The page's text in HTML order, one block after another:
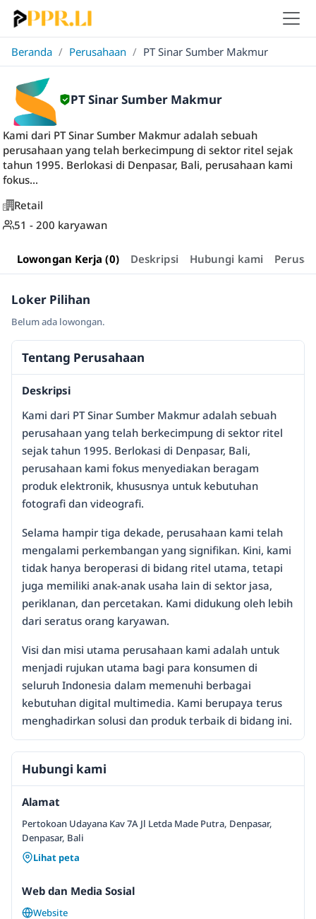
Beranda / Perusahaan / PT Sinar Sumber Makmur
PT Sinar Sumber Makmur
Kami dari PT Sinar Sumber Makmur adalah sebuah
perusahaan yang telah berkecimpung di sektor ritel sejak
tahun 1995. Berlokasi di Denpasar, Bali, perusahaan kami
fokus...
Retail
51 - 200 karyawan
Lowongan Kerja (0) Deskripsi Hubungi kami
Loker Pilihan
Belum ada lowongan.
Tentang Perusahaan
Deskripsi
Kami dari PT Sinar Sumber Makmur adalah sebuah
perusahaan yang telah berkecimpung di sektor ritel
sejak tahun 1995. Berlokasi di Denpasar, Bali,
perusahaan kami fokus menyediakan beragam
produk elektronik, khususnya untuk kebutuhan
fotografi dan videografi.
Selama hampir tiga dekade, perusahaan kami telah
mengalami perkembangan yang signifikan. Kini, kami
tidak hanya beroperasi di bidang ritel utama, tetapi
juga memiliki anak-anak usaha lain di sektor jasa,
periklanan, dan percetakan. Kami didukung oleh lebih
dari seratus orang karyawan.
Visi dan misi utama perusahaan kami adalah untuk
menjadi rujukan utama bagi para konsumen di
seluruh Indonesia dalam memenuhi berbagai
kebutuhan digital multimedia. Kami berupaya terus
menghadirkan solusi dan produk terbaik di bidang ini.
Hubungi kami
Alamat
Pertokoan Udayana Kav 7A Jl Letda Made Putra, Denpasar,
Denpasar, Bali
Lihat peta
Web dan Media Sosial
Website